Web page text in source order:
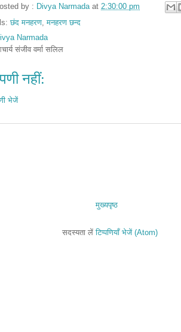
by : Divya Narmada at 2:30:00 pm
छंद मनहरण ,मनहरण छन्द
Narmada
संजीव वर्मा सलिल
नहीं:
भेजें
मुख्यपृष्ठ
सदस्यता लेंटिप्पणियाँ भेजें (Atom)